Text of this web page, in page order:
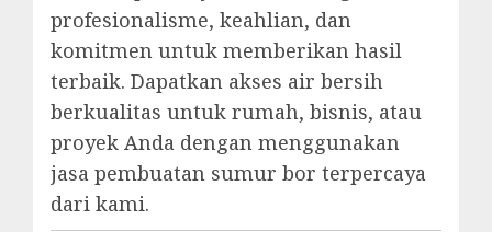
profesionalisme, keahlian, dan
komitmen untuk memberikan hasil
terbaik. Dapatkan akses air bersih
berkualitas untuk rumah, bisnis, atau
proyek Anda dengan menggunakan
jasa pembuatan sumur bor terpercaya
dari kami.